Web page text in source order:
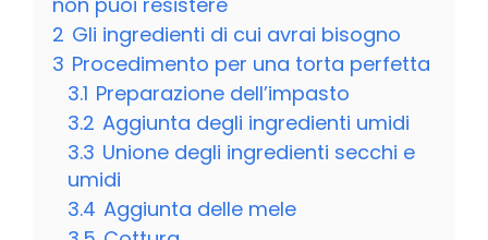
2 Gli ingredienti di cui avrai bisogno
3 Procedimento per una torta perfetta
3.1 Preparazione dell’impasto
3.2 Aggiunta degli ingredienti umidi
3.3 Unione degli ingredienti secchi e
umidi
3.4 Aggiunta delle mele